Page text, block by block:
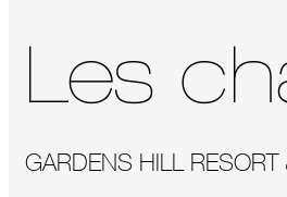
Les
GARDENS HILL RESORT